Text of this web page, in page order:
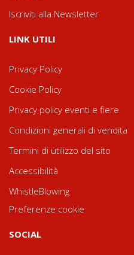
Iscriviti alla Newsletter
LINK UTILI
Privacy Policy
Cookie Policy
Privacy policy eventi e fiere
Condizioni generali di vendita
Termini di utilizzo del sito
Accessibilità
WhistleBlowing
Preferenze cookie
SOCIAL